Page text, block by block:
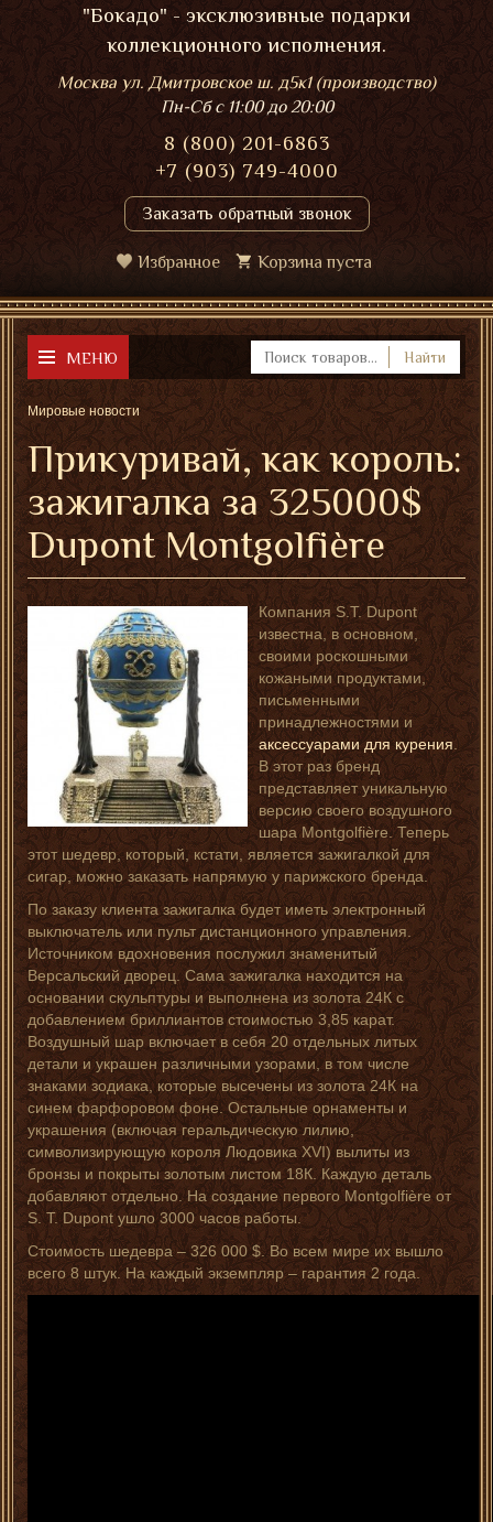
"Бокадо" - эксклюзивные подарки
коллекционного исполнения.
Москва ул. Дмитровское ш. д5к1 (производство)
Пн-Сбс 11:00 до 20:00
8 (800) 201-6863
+7 (903) 749-4000
Заказать обратный звонок
Избранное Корзина пуста
МЕНЮ Найти
Мировые новости
Прикуривай, как король:
зажигалка за 325000$
Dupont Montgolfière
Компания S.T. Dupont
известна, в основном,
своими роскошными
кожаными продуктами,
письменными
принадлежностями и
аксессуарами для курения.
В этот раз бренд
представляет уникальную
версию своего воздушного
шара Montgolfière. Теперь
этот шедевр, который, кстати, является зажигалкой для
сигар, можно заказать напрямую у парижского бренда.
По заказу клиента зажигалка будет иметь электронный
выключатель или пульт дистанционного управления.
Источником вдохновения послужил знаменитый
Версальский дворец. Сама зажигалка находится на
основании скульптуры и выполнена из золота 24К с
добавлением бриллиантов стоимостью 3,85 карат.
Воздушный шар включает в себя 20 отдельных литых
детали и украшен различными узорами, в том числе
знаками зодиака, которые высечены из золота 24К на
синем фарфоровом фоне. Остальные орнаменты и
украшения (включая геральдическую лилию,
символизирующую короля Людовика XVI) вылиты из
бронзы и покрыты золотым листом 18К. Каждую деталь
добавляют отдельно. На создание первого Montgolfière от
S. T. Dupont ушло 3000 часов работы.
Стоимость шедевра – 326 000 $. Во всем мире их вышло
всего 8 штук. На каждый экземпляр – гарантия 2 года.